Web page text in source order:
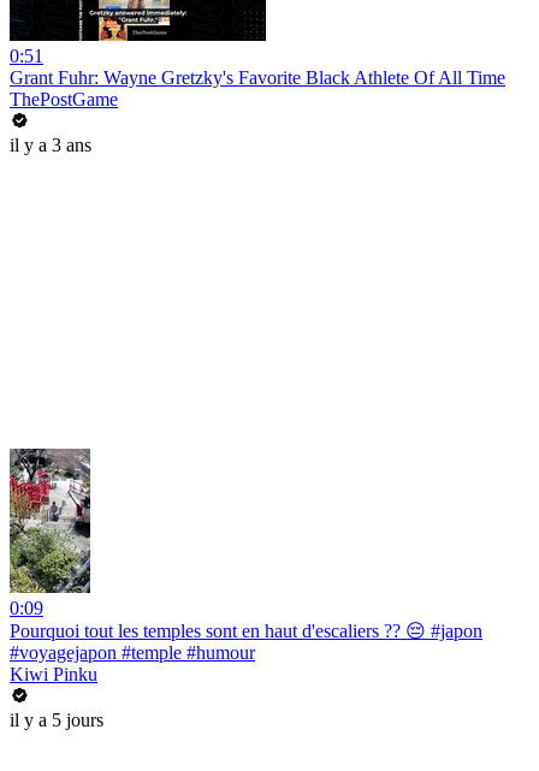
0:51
Grant Fuhr: Wayne Gretzky's Favorite Black Athlete Of All Time
ThePostGame
il y a 3 ans
0:09
Pourquoi tout les temples sont en haut d'escaliers ?? 😔 #japon
#voyagejapon #temple #humour
Kiwi Pinku
il y a 5 jours